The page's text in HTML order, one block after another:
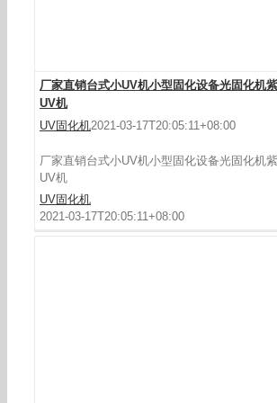
厂家直销台式小UV机小型固化设备光固化机
UV机
UV固化机2021-03-17T20:05:11+08:00
厂家直销台式小UV机小型固化设备光固化机
UV机
UV固化机
2021-03-17T20:05:11+08:00